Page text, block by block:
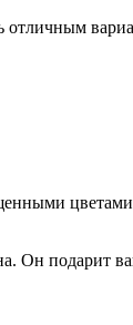
отличным
цветами
Он подарит